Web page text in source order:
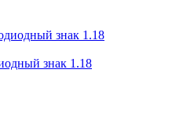
знак 1.18